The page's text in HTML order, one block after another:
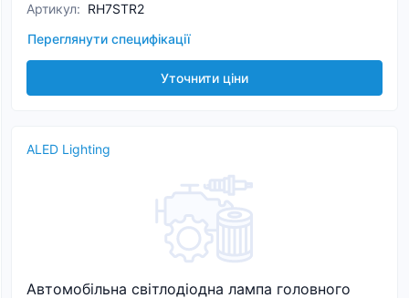
Артикул: RH7STR2
Переглянути специфікації
Уточнити ціни
ALED Lighting
Автомобільна світлодіодна лампа головного